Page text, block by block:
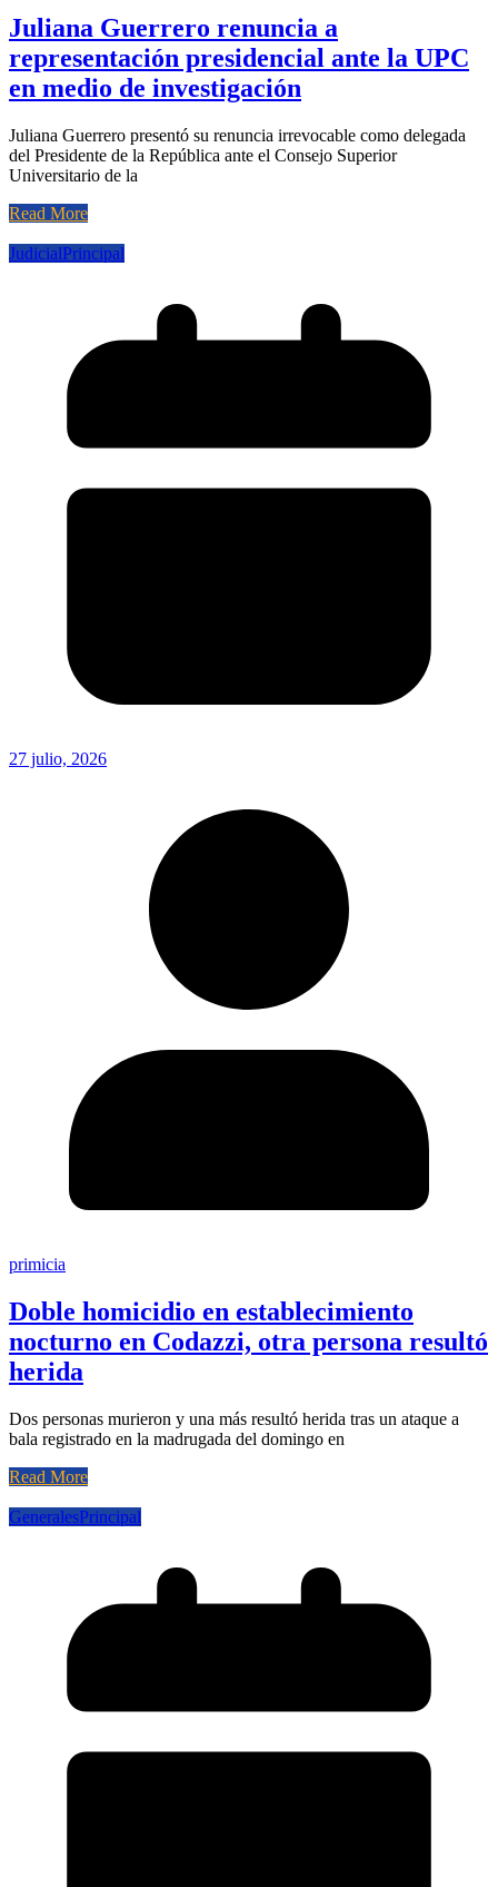
Juliana Guerrero renuncia a
representación presidencial ante la UPC
en medio de investigación
Juliana Guerrero presentó su renuncia irrevocable como delegada
del Presidente de la República ante el Consejo Superior
Universitario de la
Read More
JudicialPrincipal
27 julio, 2026
primicia
Doble homicidio en establecimiento
nocturno en Codazzi, otra persona resultó
herida
Dos personas murieron y una más resultó herida tras un ataque a
bala registrado en la madrugada del domingo en
Read More
GeneralesPrincipal